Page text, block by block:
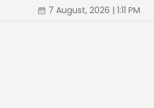
7 August, 2026 | 1:11 PM